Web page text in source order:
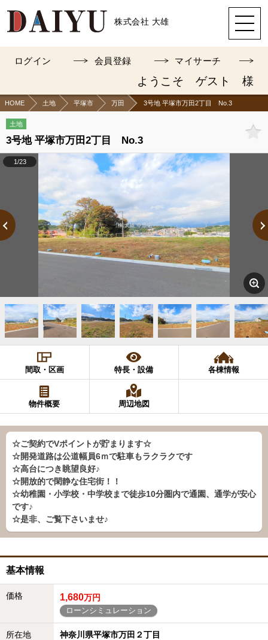
株式会社 大雄
ログイン 会員登録 マイサーチ
ようこそ ゲスト 様
HOME 土地 平塚市 万田 3号地 平塚市万田2丁目 No.3
土地
3号地 平塚市万田2丁目 No.3
1/23
間取・区画 特長・設備 各棟情報
物件概要 周辺地図
☆ご契約でVポイントが貯まります☆
☆開発道路は公道幅員6ｍで駐車もラクラクです
☆高台につき眺望良好♪
☆開放的で閑静な住宅街！！
☆幼稚園・小学校・中学校まで徒歩10分圏内で通園、通学が安心
です♪
☆是非、ご覧下さいませ♪
基本情報
価格 1,680万円
ローンシミュレーション
所在地 神奈川県平塚市万田２丁目